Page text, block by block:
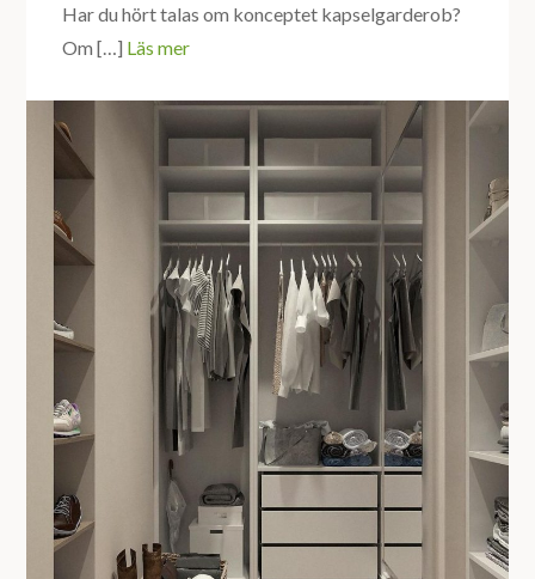
Har du hört talas om konceptet kapselgarderob?
Om […] Läs mer